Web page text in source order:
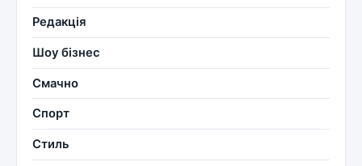
Редакція
Шоу бізнес
Смачно
Спорт
Стиль